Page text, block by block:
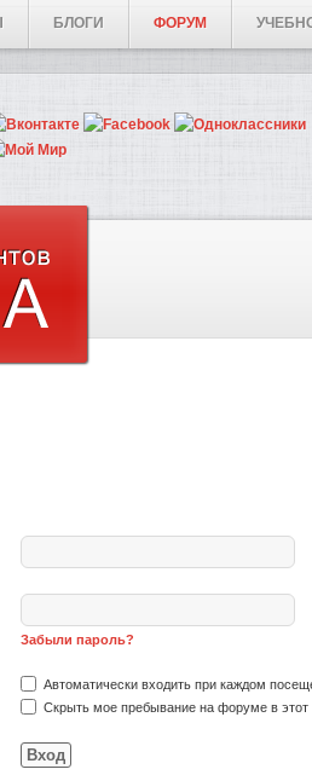
БЛОГИ ФОРУМ
Забыли пароль?
Автоматически входить при каждом
Скрыть мое пребывание на форуме в этот